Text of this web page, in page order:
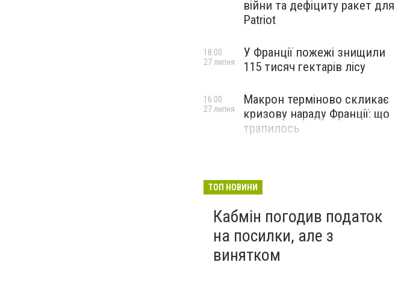
війни та дефіциту ракет для
Patriot
У Франції пожежі знищили
115 тисяч гектарів лісу
18:00
27 липня
Макрон терміново скликає
кризову нараду Франції: що
трапилось
16:00
27 липня
ТОП НОВИНИ
Кабмін погодив податок
на посилки, але з
винятком